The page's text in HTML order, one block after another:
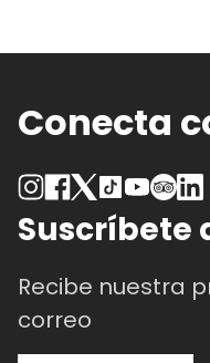
Conecta
Suscríbete
Recibe nuestra
correo